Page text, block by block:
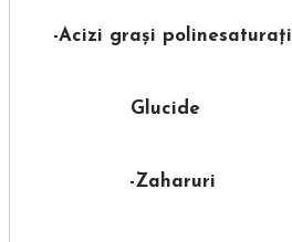
-Acizi grași polinesaturați
Glucide
-Zaharuri